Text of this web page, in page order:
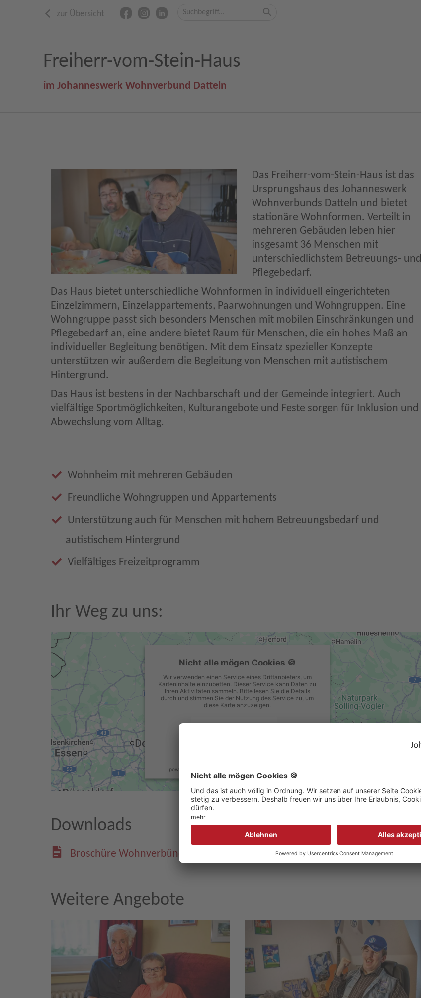
zur Übersicht
Freiherr-vom-Stein-Haus
im Johanneswerk Wohnverbund Datteln
Das Freiherr-vom-Stein-Haus ist das
Ursprungshaus des Johanneswerk
Wohnverbunds Datteln und bietet
stationäre Wohnformen. Verteilt in
mehreren Gebäuden leben hier
insgesamt 36 Menschen mit
unterschiedlichstem Betreuungs- und
Pflegebedarf.
Das Haus bietet unterschiedliche Wohnformen in individuell eingerichteten
Einzelzimmern, Einzelappartements, Paarwohnungen und Wohngruppen. Eine
Wohngruppe passt sich besonders Menschen mit mobilen Einschränkungen und
Pflegebedarf an, eine andere bietet Raum für Menschen, die ein hohes Maß an
individueller Begleitung benötigen. Mit dem Einsatz spezieller Konzepte
unterstützen wir außerdem die Begleitung von Menschen mit autistischem
Hintergrund.
Das Haus ist bestens in der Nachbarschaft und der Gemeinde integriert. Auch
vielfältige Sportmöglichkeiten, Kulturangebote und Feste sorgen für Inklusion und
Abwechslung vom Alltag.
Wohnheim mit mehreren Gebäuden
Freundliche Wohngruppen und Appartements
Unterstützung auch für Menschen mit hohem Betreuungsbedarf und
autistischem Hintergrund
Vielfältiges Freizeitprogramm
Ihr Weg zu uns:
Nicht alle mögen Cookies 🍪
Wir verwenden einen Service eines Drittanbieters, um
Karteninhalte einzubetten. Dieser Service kann Daten zu
Ihren Aktivitäten sammeln. Bitte lesen Sie die Details
durch und stimmen Sie der Nutzung des Service zu, um
diese Karte anzuzeigen.
powered by
Downloads
Broschüre Wohnverbünde im Johanneswerk
Weitere Angebote